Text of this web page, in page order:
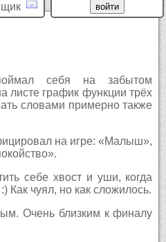
себя на забытом
листе график функции трёх
словами примерно также
на игре: «Малыш»,
себе хвост и уши, когда
Как чуял, но как сложилось.
Очень близким к финалу